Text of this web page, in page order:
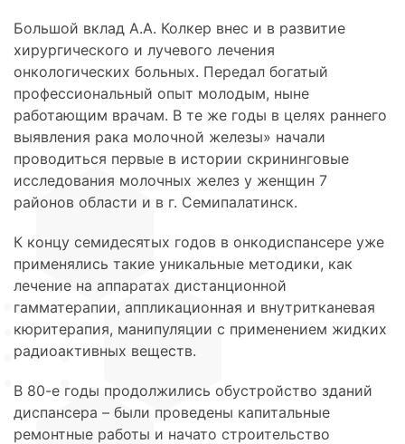
Большой вклад А.А. Колкер внес и в развитие
хирургического и лучевого лечения
онкологических больных. Передал богатый
профессиональный опыт молодым, ныне
работающим врачам. В те же годы в целях раннего
выявления рака молочной железы» начали
проводиться первые в истории скрининговые
исследования молочных желез у женщин 7
районов области и в г. Семипалатинск.
К концу семидесятых годов в онкодиспансере уже
применялись такие уникальные методики, как
лечение на аппаратах дистанционной
гамматерапии, аппликационная и внутритканевая
кюритерапия, манипуляции с применением жидких
радиоактивных веществ.
В 80-е годы продолжились обустройство зданий
диспансера – были проведены капитальные
ремонтные работы и начато строительство